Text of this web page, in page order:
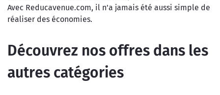
Avec Reducavenue.com, il n'a jamais été aussi simple de
réaliser des économies.
Découvrez nos offres dans les
autres catégories